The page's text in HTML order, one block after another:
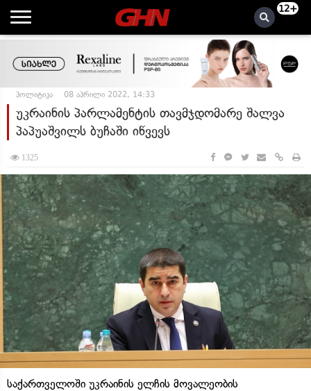
12+
პოლიტიკა 08 აპრილი 2022, 14:33
უკრაინის პარლამენტის თავმჯდომარე შალვა
პაპუაშვილს ბუჩაში იწვევს
1325
საქართველოში უკრაინის ელჩის მოვალეობის